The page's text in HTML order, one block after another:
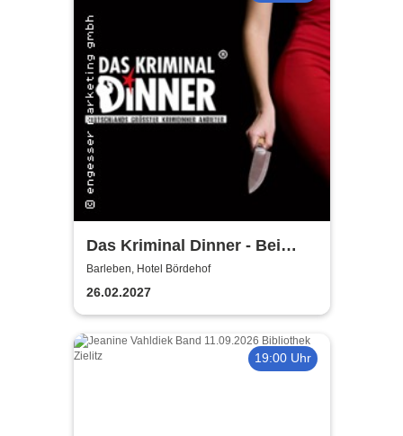
Das Kriminal Dinner - Bei
Aussage: Mord!
Barleben, Hotel Bördehof
26.02.2027
19:00 Uhr